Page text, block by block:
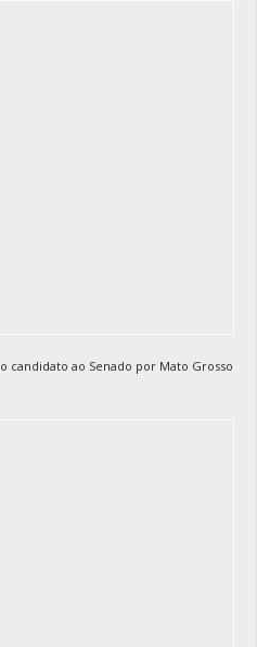
candidato ao Senado por Mato Grosso